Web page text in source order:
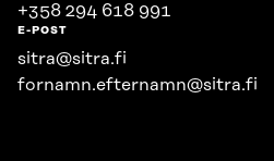
+358 294 618 991
E-POST
sitra@sitra.fi
fornamn.efternamn@sitra.fi